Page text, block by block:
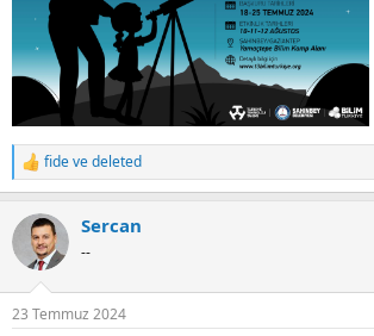
R
e
c
i
s
fidevedeleted
Sercan
--
23 Temmuz 2024